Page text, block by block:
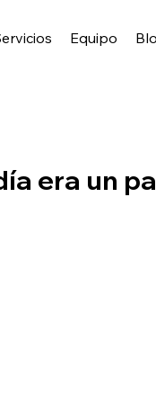
Equipo
era un